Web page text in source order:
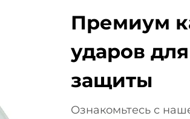
Премиум
ударов
защиты
Ознакомьтесь с